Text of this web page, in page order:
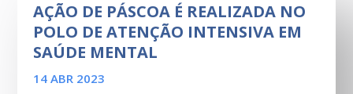
AÇÃO DE PÁSCOA É REALIZADA NO
POLO DE ATENÇÃO INTENSIVA EM
SAÚDE MENTAL
14 ABR 2023